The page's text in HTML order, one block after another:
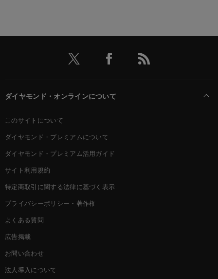
ダイヤモンド・オンラインについて
このサイトについて
ダイヤモンド・プレミアムについて
ダイヤモンド・プレミアム活用ガイド
サイト利用規約
特定商取引に関する法律に基づく表示
プライバシーポリシー・著作権
よくある質問
広告掲載
お問い合わせ
法人導入について